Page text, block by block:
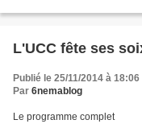
L'UCC fête ses
Publié le 25/11/2014 à 18:06
Par 6nemablog
Le programme complet